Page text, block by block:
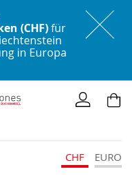
(CHF)für
in Europa
CHF EURO